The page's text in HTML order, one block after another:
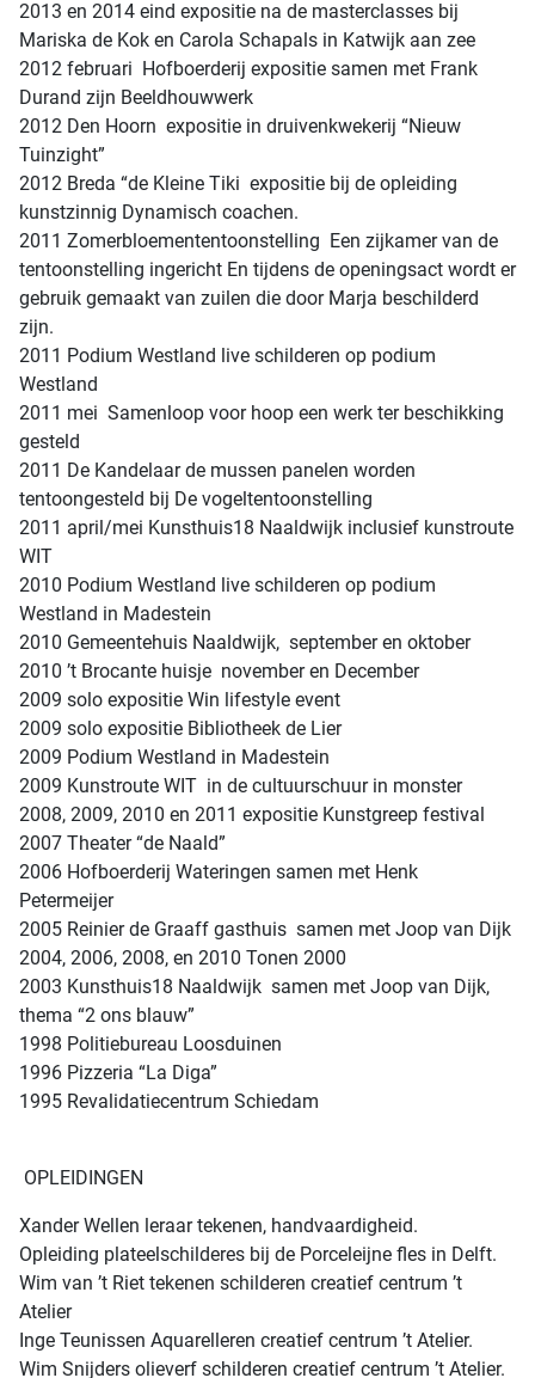
2013 en 2014 eind expositie na de masterclasses bij
Mariska de Kok en Carola Schapals in Katwijk aan zee
2012 februari Hofboerderij expositie samen met Frank
Durand zijn Beeldhouwwerk
2012 Den Hoorn expositie in druivenkwekerij “Nieuw
Tuinzight”
2012 Breda “de Kleine Tiki expositie bij de opleiding
kunstzinnig Dynamisch coachen.
2011 Zomerbloemententoonstelling Een zijkamer van de
tentoonstelling ingericht En tijdens de openingsact wordt er
gebruik gemaakt van zuilen die door Marja beschilderd
zijn.
2011 Podium Westland live schilderen op podium
Westland
2011 mei Samenloop voor hoop een werk ter beschikking
gesteld
2011 De Kandelaar de mussen panelen worden
tentoongesteld bij De vogeltentoonstelling
2011 april/mei Kunsthuis18 Naaldwijk inclusief kunstroute
WIT
2010 Podium Westland live schilderen op podium
Westland in Madestein
2010 Gemeentehuis Naaldwijk, september en oktober
2010 ’t Brocante huisje november en December
2009 solo expositie Win lifestyle event
2009 solo expositie Bibliotheek de Lier
2009 Podium Westland in Madestein
2009 Kunstroute WIT in de cultuurschuur in monster
2008, 2009, 2010 en 2011 expositie Kunstgreep festival
2007 Theater “de Naald”
2006 Hofboerderij Wateringen samen met Henk
Petermeijer
2005 Reinier de Graaff gasthuis samen met Joop van Dijk
2004, 2006, 2008, en 2010 Tonen 2000
2003 Kunsthuis18 Naaldwijk samen met Joop van Dijk,
thema “2 ons blauw”
1998 Politiebureau Loosduinen
1996 Pizzeria “La Diga”
1995 Revalidatiecentrum Schiedam
OPLEIDINGEN
Xander Wellen leraar tekenen, handvaardigheid.
Opleiding plateelschilderes bij de Porceleijne fles in Delft.
Wim van ’t Riet tekenen schilderen creatief centrum ’t
Atelier
Inge Teunissen Aquarelleren creatief centrum ’t Atelier.
Wim Snijders olieverf schilderen creatief centrum ’t Atelier.